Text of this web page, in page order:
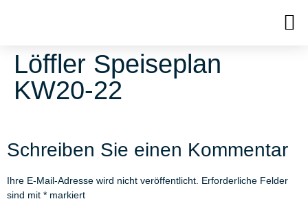
Löffler Speiseplan
KW20-22
Schreiben Sie einen Kommentar
Ihre E-Mail-Adresse wird nicht veröffentlicht. Erforderliche Felder
sind mit * markiert